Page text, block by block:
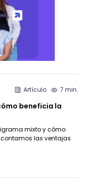
Artículo 7 min.
beneficia la
mixto y cómo
las ventajas